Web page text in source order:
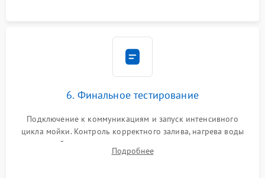
6. Финальное тестирование
Подключение к коммуникациям и запуск интенсивного
цикла мойки. Контроль корректного залива, нагрева воды
до нужной температуры, отсутствия посторонних шумов,
штатного слива и абсолютной сухости в поддоне.
Подробнее